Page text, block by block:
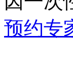
预约专